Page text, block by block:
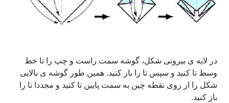
در لایه ی بیرونی شکل، گوشه سمت راست و چپ را تا خط
وسط تا کنید و سپس تا را باز کنید. همین طور گوشه ی بالایی
شکل را از روی نقطه چین به سمت پایین تا کنید و مجددا تا را
باز کنید.